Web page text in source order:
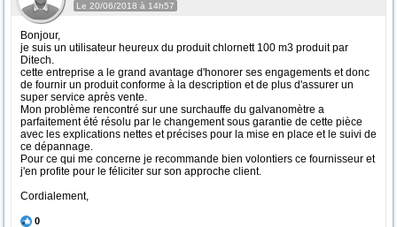
Le 20/06/2018 à 14h57
Bonjour,
je suis un utilisateur heureux du produit chlornett 100 m3 produit par
Ditech.
cette entreprise a le grand avantage d'honorer ses engagements et donc
de fournir un produit conforme à la description et de plus d'assurer un
super service après vente.
Mon problème rencontré sur une surchauffe du galvanomètre a
parfaitement été résolu par le changement sous garantie de cette pièce
avec les explications nettes et précises pour la mise en place et le suivi de
ce dépannage.
Pour ce qui me concerne je recommande bien volontiers ce fournisseur et
j'en profite pour le féliciter sur son approche client.
Cordialement,
0